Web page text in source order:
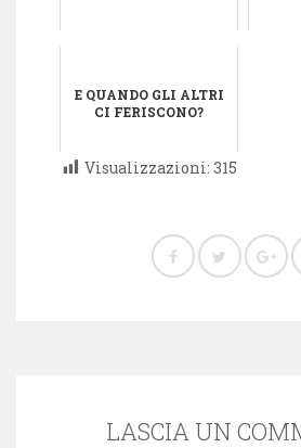
E QUANDO GLI ALTRI
CI FERISCONO?
Visualizzazioni: 315
LASCIA UN